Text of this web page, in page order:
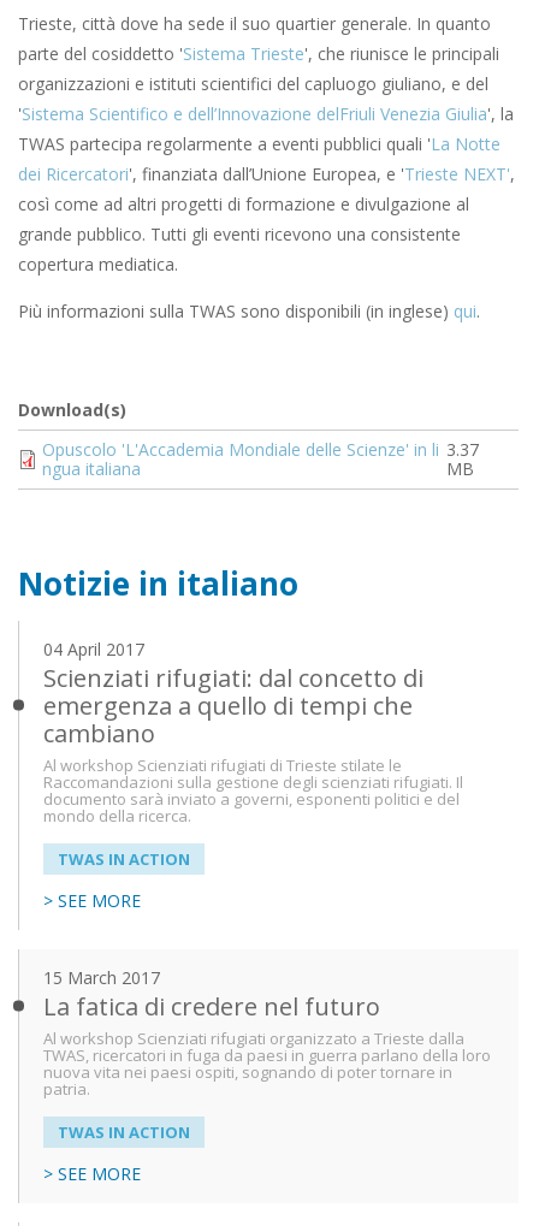
Trieste, città dove ha sede il suo quartier generale. In quanto
parte del cosiddetto 'Sistema Trieste', che riunisce le principali
organizzazioni e istituti scientifici del capluogo giuliano, e del
'Sistema Scientifico e dell’Innovazione delFriuli Venezia Giulia', la
TWAS partecipa regolarmente a eventi pubblici quali 'La Notte
dei Ricercatori', finanziata dall’Unione Europea, e 'Trieste NEXT',
così come ad altri progetti di formazione e divulgazione al
grande pubblico. Tutti gli eventi ricevono una consistente
copertura mediatica.
Più informazioni sulla TWAS sono disponibili (in inglese) qui.
Download(s)
Document
Opuscolo 'L'Accademia Mondiale delle Scienze' in li
ngua italiana
3.37
MB
Notizie in italiano
04 April 2017
Scienziati rifugiati: dal concetto di
emergenza a quello di tempi che
cambiano
Al workshop Scienziati rifugiati di Trieste stilate le
Raccomandazioni sulla gestione degli scienziati rifugiati. Il
documento sarà inviato a governi, esponenti politici e del
mondo della ricerca.
TWAS IN ACTION
> SEE MORE
15 March 2017
La fatica di credere nel futuro
Al workshop Scienziati rifugiati organizzato a Trieste dalla
TWAS, ricercatori in fuga da paesi in guerra parlano della loro
nuova vita nei paesi ospiti, sognando di poter tornare in
patria.
TWAS IN ACTION
> SEE MORE